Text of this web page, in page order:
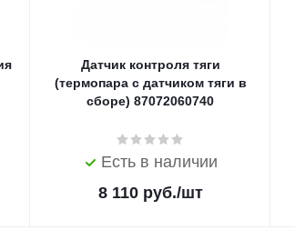
Датчик контроля тяги
(термопара с датчиком тяги в
сборе) 87072060740
Есть в наличии
8 110руб./шт